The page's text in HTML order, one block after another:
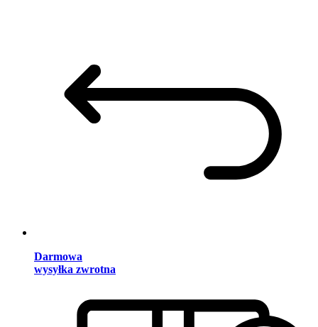
Darmowa
wysyłka zwrotna